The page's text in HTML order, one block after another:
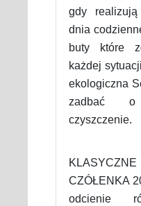
gdy
dnia
buty które
każdej
ekologiczna
zadbać
czyszczenie.
CZÓŁENKA
odcienie